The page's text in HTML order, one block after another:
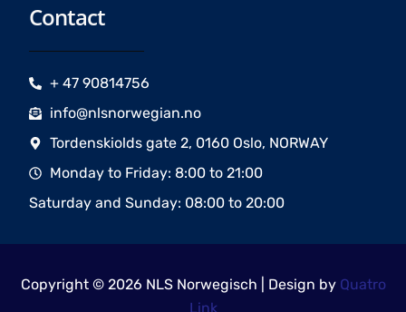
Contact
+ 47 90814756
info@nlsnorwegian.no
Tordenskiolds gate 2, 0160 Oslo, NORWAY
Monday to Friday: 8:00 to 21:00
Saturday and Sunday: 08:00 to 20:00
Copyright © 2026 NLS Norwegisch | Design by Quatro
Link